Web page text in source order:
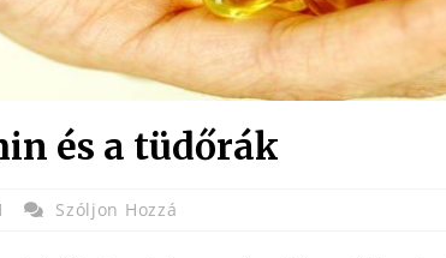
és a tüdőrák
Szóljon Hozzá